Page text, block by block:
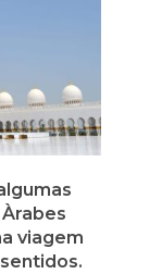
viagem